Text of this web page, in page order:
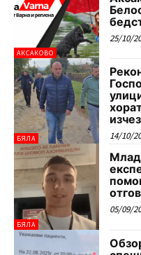
АКСАКОВО
25/10/
БЯЛА 14/10/
БЯЛА
05/09/